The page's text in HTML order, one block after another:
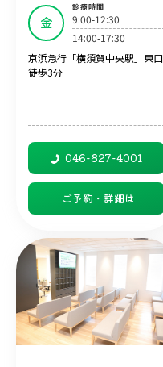
金
診療時間
9:00-12:30
14:00-17:30
京浜急行「横須賀中央駅」東口
徒歩3分
046-827-4001
ご予約・詳細は